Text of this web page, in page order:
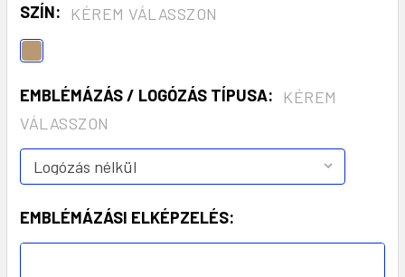
SZÍN: KÉREM VÁLASSZON
EMBLÉMÁZÁS / LOGÓZÁS TÍPUSA:
KÉREM
VÁLASSZON
EMBLÉMÁZÁSI ELKÉPZELÉS: